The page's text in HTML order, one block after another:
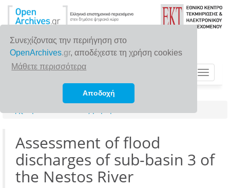
Συνεχίζοντας την περιήγηση στο
OpenArchives.gr, αποδέχεστε τη χρήση cookies
Μάθετε περισσότερα
Αποδοχή
Toggle
Assessment of flood
discharges of sub-basin 3 of
the Nestos River